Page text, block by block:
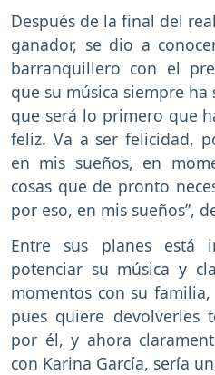
Después de la final del
ganador, se dio a
barranquillero con el
que su música siempre
que será lo primero que
feliz. Va a ser felicidad,
en mis sueños, en
cosas que de pronto
por eso, en mis sueños”,
Entre sus planes está
potenciar su música y
momentos con su
pues quiere devolverles
por él, y ahora
con Karina García, sería